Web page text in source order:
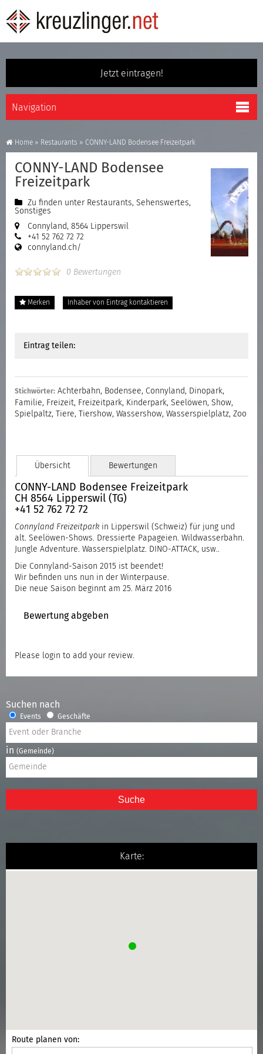
Jetzt eintragen!
Home » Restaurants » CONNY-LAND Bodensee Freizeitpark
CONNY-LAND Bodensee
Freizeitpark
Zu finden unter Restaurants, Sehenswertes,
Sonstiges
Connyland, 8564 Lipperswil
+41 52 762 72 72
connyland.ch/
0 Bewertungen
Merken Inhaber von Eintrag kontaktieren
Eintrag teilen:
Stichwörter: Achterbahn, Bodensee, Connyland , Dinopark,
Familie, Freizeit, Freizeitpark, Kinderpark, Seelöwen, Show,
Spielpaltz, Tiere, Tiershow, Wassershow, Wasserspielplatz, Zoo
Übersicht Bewertungen
CONNY-LAND Bodensee Freizeitpark
CH 8564 Lipperswil (TG)
+41 52 762 72 72
Connyland Freizeitpark in Lipperswil (Schweiz) für jung und
alt. Seelöwen-Shows. Dressierte Papageien. Wildwasserbahn.
Jungle Adventure. Wasserspielplatz. DINO-ATTACK, usw..
Die Connyland-Saison 2015 ist beendet!
Wir befinden uns nun in der Winterpause.
Die neue Saison beginnt am 25. März 2016
Bewertung abgeben
Please login to add your review.
Suchen nach
Events Geschäfte
in (Gemeinde)
Suche
Karte:
Route planen von: